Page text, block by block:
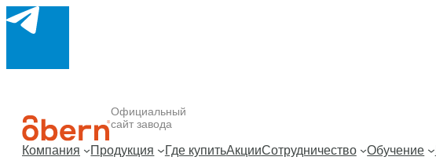
Официальный
сайт завода
Компания Продукция Где купитьАкцииСотрудничество Обучение